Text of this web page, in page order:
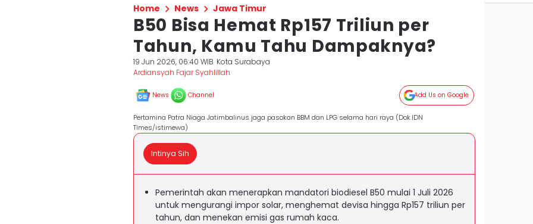
Home News Jawa Timur
B50 Bisa Hemat Rp157 Triliun per
Tahun, Kamu Tahu Dampaknya?
19 Jun 2026, 06:40 WIB Kota Surabaya
Ardiansyah Fajar Syahlillah
News Channel Add Us on Google
Pertamina Patra Niaga Jatimbalinus jaga pasokan BBM dan LPG selama hari raya (Dok.IDN
Times/istimewa)
Intinya Sih
Pemerintah akan menerapkan mandatori biodiesel B50 mulai 1 Juli 2026
untuk mengurangi impor solar, menghemat devisa hingga Rp157 triliun per
tahun, dan menekan emisi gas rumah kaca.